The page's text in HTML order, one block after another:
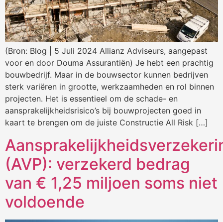
(Bron: Blog | 5 Juli 2024 Allianz Adviseurs, aangepast
voor en door Douma Assurantiën) Je hebt een prachtig
bouwbedrijf. Maar in de bouwsector kunnen bedrijven
sterk variëren in grootte, werkzaamheden en rol binnen
projecten. Het is essentieel om de schade- en
aansprakelijkheidsrisico’s bij bouwprojecten goed in
kaart te brengen om de juiste Constructie All Risk […]
(AVP): verzekerd bedrag
van € 1,25 miljoen soms niet
voldoende